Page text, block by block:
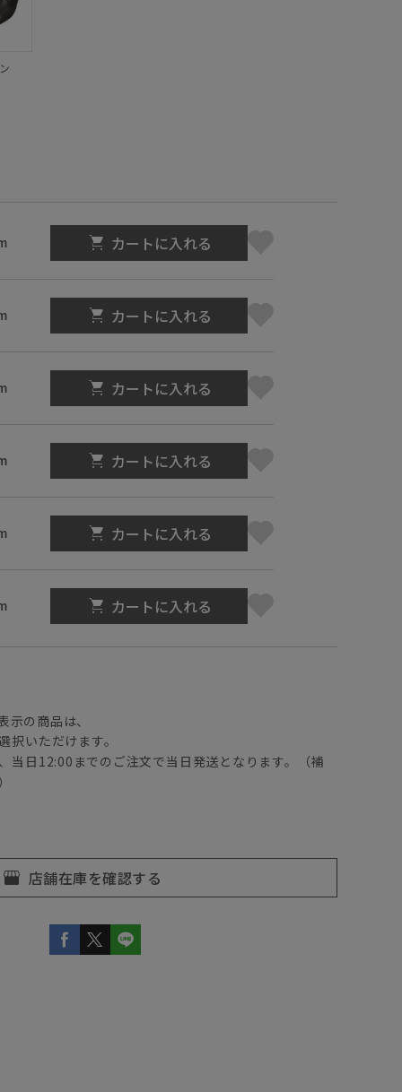
カートに入れる
カートに入れる
カートに入れる
カートに入れる
カートに入れる
カートに入れる
表示の商品は、
択いただけます。
当日12:00までのご注文で当日発送となります。（補